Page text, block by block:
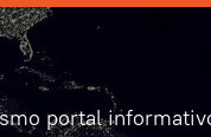
portal